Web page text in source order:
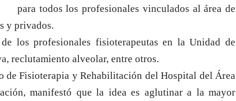
para todos los profesionales vinculados al área de
y privados.
los profesionales fisioterapeutas en la Unidad de
reclutamiento alveolar, entre otros.
de Fisioterapia y Rehabilitación del Hospital del Área
manifestó que la idea es aglutinar a la mayor